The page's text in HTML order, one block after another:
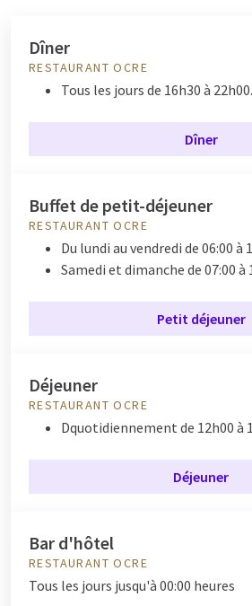
Dîner
RESTAURANT OCRE
Tous les jours de 16h30 à 22h00.
Dîner
Buffet de petit-déjeuner
RESTAURANT OCRE
Du lundi au vendredi de 06:00 à
Samedi et dimanche de 07:00 à
Petit déjeuner
Déjeuner
RESTAURANT OCRE
Dquotidiennement de 12h00 à
Déjeuner
Bar d'hôtel
RESTAURANT OCRE
Tous les jours jusqu'à 00:00 heures